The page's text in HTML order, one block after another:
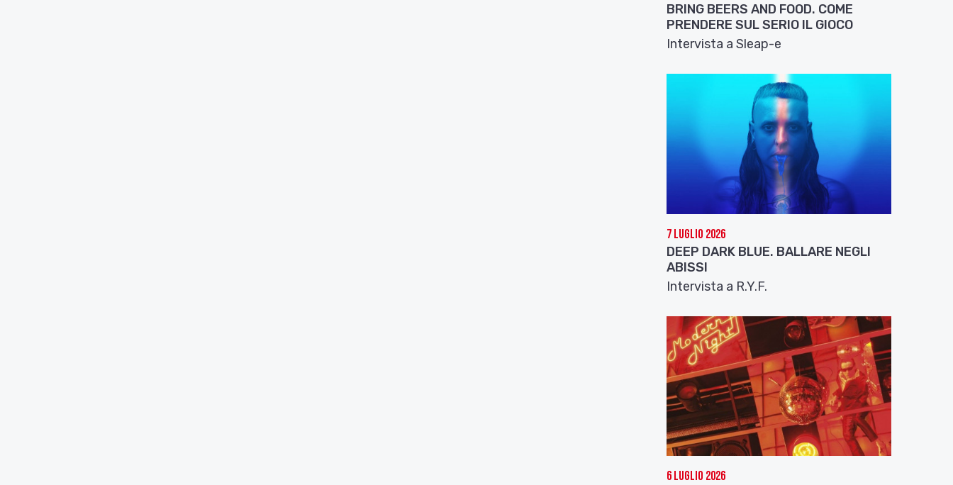
BRING BEERS AND FOOD. COME
PRENDERE SUL SERIO IL GIOCO
Intervista a Sleap-e
7 Luglio 2026
DEEP DARK BLUE. BALLARE NEGLI
ABISSI
Intervista a R.Y.F.
6 Luglio 2026